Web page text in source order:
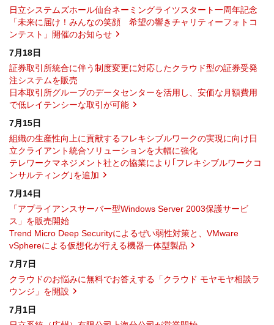
日立システムズホール仙台ネーミングライツスタート一周年記念
「未来に届け！みんなの笑顔 希望の響きチャリティーフォトコ
ンテスト」開催のお知らせ
7月18日
証券取引所統合に伴う制度変更に対応したクラウド型の証券受発
注システムを販売
日本取引所グループのデータセンターを活用し、安価な月額費用
で低レイテンシーな取引が可能
7月15日
組織の生産性向上に貢献するフレキシブルワークの実現に向け日
立クライアント統合ソリューションを大幅に強化
テレワークマネジメント社との協業により｢フレキシブルワークコ
ンサルティング｣を追加
7月14日
「アプライアンスサーバー型Windows Server 2003保護サービ
ス」を販売開始
Trend Micro Deep Securityによるぜい弱性対策と、VMware
vSphereによる仮想化が行える機器一体型製品
7月7日
クラウドのお悩みに無料でお答えする「クラウド モヤモヤ相談ラ
ウンジ」を開設
7月1日